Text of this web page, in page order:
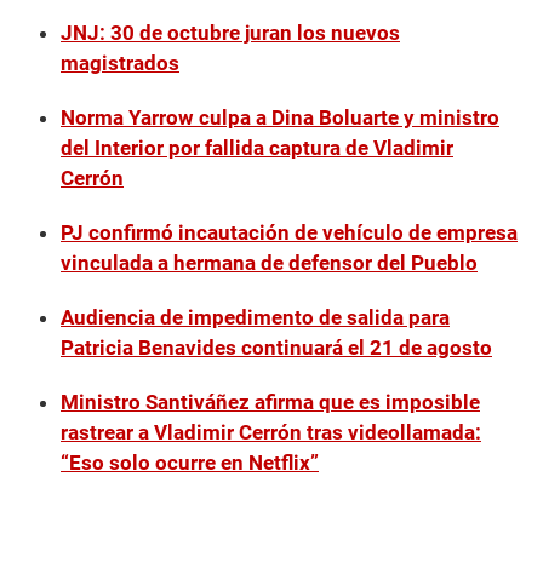
JNJ: 30 de octubre juran los nuevos
magistrados
Norma Yarrow culpa a Dina Boluarte y ministro
del Interior por fallida captura de Vladimir
Cerrón
PJ confirmó incautación de vehículo de empresa
vinculada a hermana de defensor del Pueblo
Audiencia de impedimento de salida para
Patricia Benavides continuará el 21 de agosto
Ministro Santiváñez afirma que es imposible
rastrear a Vladimir Cerrón tras videollamada:
“Eso solo ocurre en Netflix”